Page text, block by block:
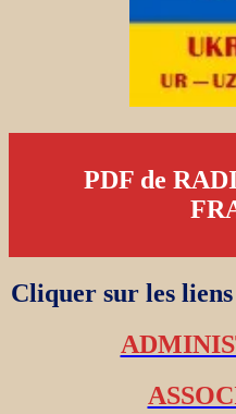
PDF de
Cliquer sur les liens